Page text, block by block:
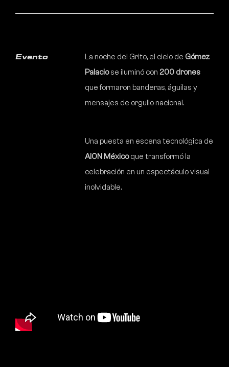
Evento La noche del Grito, el cielo de Gómez
Palaciose iluminó con 200 drones
que formaron banderas, águilas y
mensajes de orgullo nacional.
Una puesta en escena tecnológica de
AION Méxicoque transformó la
celebración en un espectáculo visual
inolvidable.